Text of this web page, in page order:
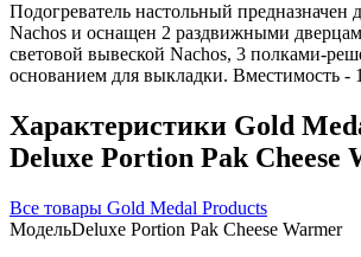
Подогреватель настольный предназначен
Nachos и оснащен 2 раздвижными
световой вывеской Nachos, 3 полками-
основанием для выкладки. Вместимость -
Характеристики Gold
Deluxe Portion Pak Cheese
Все товары Gold Medal Products
МодельDeluxe Portion Pak Cheese Warmer